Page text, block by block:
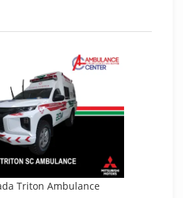
Triton Ambulance